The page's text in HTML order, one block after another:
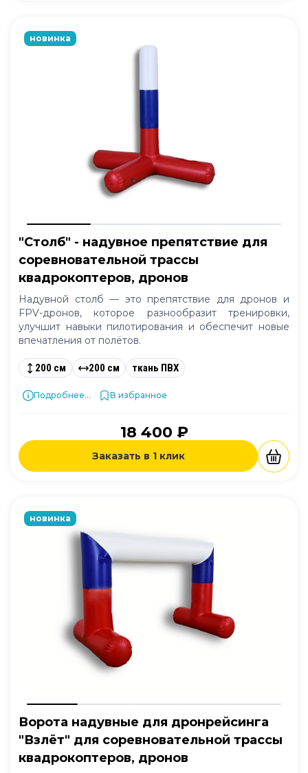
новинка
"Столб" - надувное препятствие для
соревновательной трассы
квадрокоптеров, дронов
Надувной столб — это препятствие для дронов и
FPV-дронов, которое разнообразит тренировки,
улучшит навыки пилотирования и обеспечит новые
впечатления от полётов.
200 см 200 см ткань ПВХ
Подробнее... В избранное
18 400 ₽
Заказать в 1 клик
новинка
Ворота надувные для дронрейсинга
"Взлёт" для соревновательной трассы
квадрокоптеров, дронов